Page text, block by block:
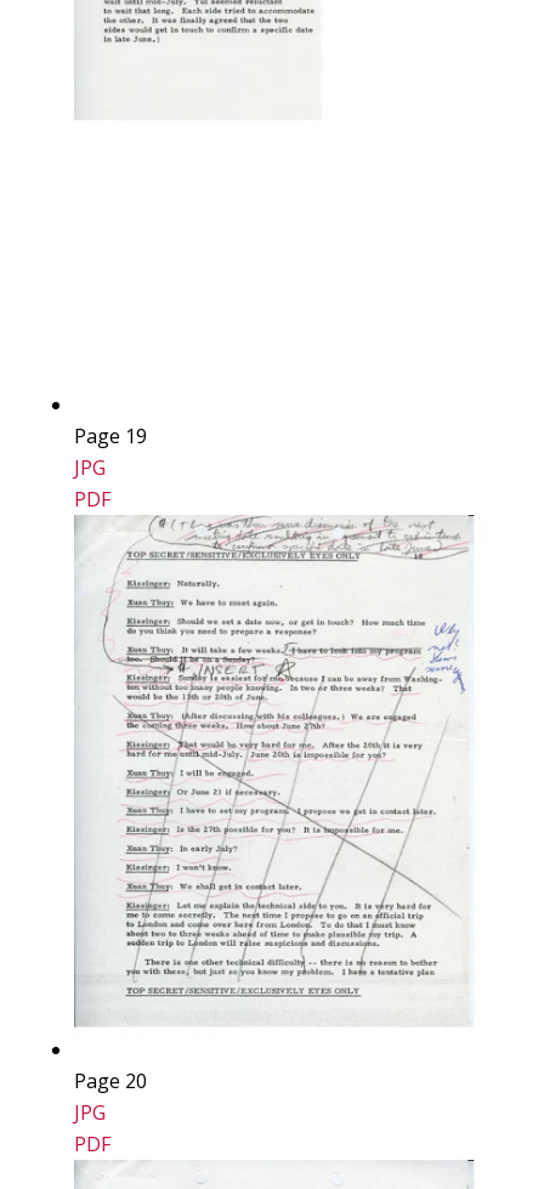
Page 19
JPG
PDF
Page 20
JPG
PDF